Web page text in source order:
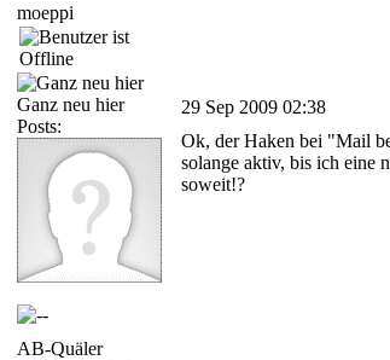
moeppi
Ganz neu hier
Posts:
29 Sep 2009 02:38
Ok, der Haken bei "Mail
solange aktiv, bis ich eine
soweit!?
AB-Quäler